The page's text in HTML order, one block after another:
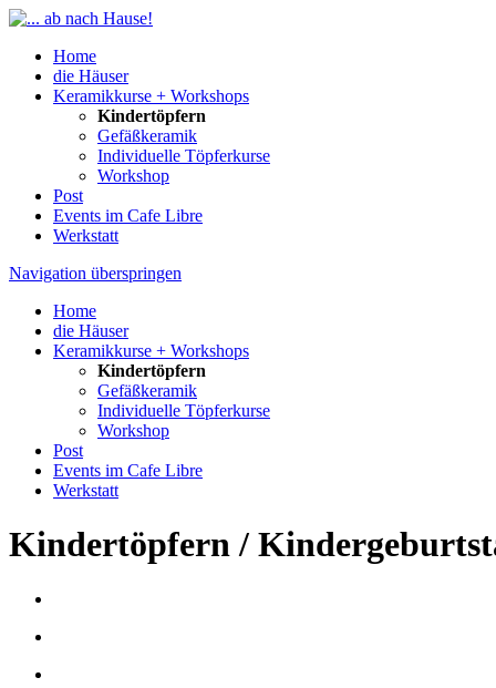
Home
die Häuser
Keramikkurse + Workshops
Kindertöpfern
Gefäßkeramik
Individuelle Töpferkurse
Workshop
Post
Events im Cafe Libre
Werkstatt
Navigation überspringen
Home
die Häuser
Keramikkurse + Workshops
Kindertöpfern
Gefäßkeramik
Individuelle Töpferkurse
Workshop
Post
Events im Cafe Libre
Werkstatt
Kindertöpfern /